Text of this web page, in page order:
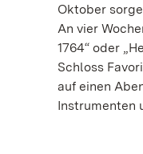
Oktober
An vier
1764“ oder
Schloss
auf einen
Instrumenten